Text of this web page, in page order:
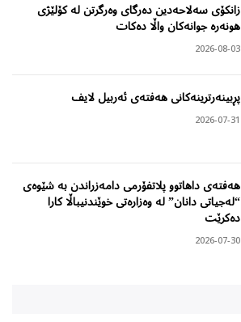
زانکۆی سەلاحەدین دەرگای وەرگرتن لە کۆلێژی
هونەرە جوانەکان واڵا دەکات
2026-08-03
پڕبینەرترینەکانی هەفتەی ئەربیل لایف
2026-07-31
هەفتەی داهاتوو پلاتفۆرمی دامەزراندن بە شێوەی
“لەجیاتی دانان” لە وەزارەتی خوێندنیباڵا کارا
دەکرێت
2026-07-30